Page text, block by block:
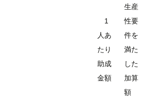
1
人あ
たり
助成
金額
生産
性要
件を
満た
した
加算
額